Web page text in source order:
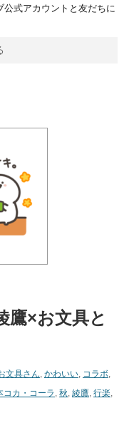
公式アカウントと友だちに
鷹×お文具と
文具さん, かわいい, コラボ,
コカ・コーラ , 秋, 綾鷹, 行楽,